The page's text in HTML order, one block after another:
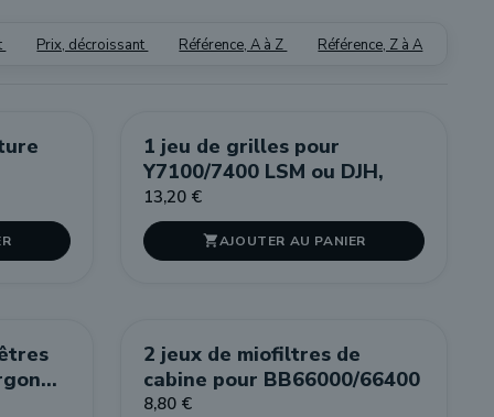
Prix, décroissant Référence, A à Z Référence, Z à A
1 jeu de grilles pour
Y7100/7400 LSM ou DJH,
13,20 €
AJOUTER AU PANIER
2 jeux de miofiltres de
cabine pour BB66000/66400
8,80 €